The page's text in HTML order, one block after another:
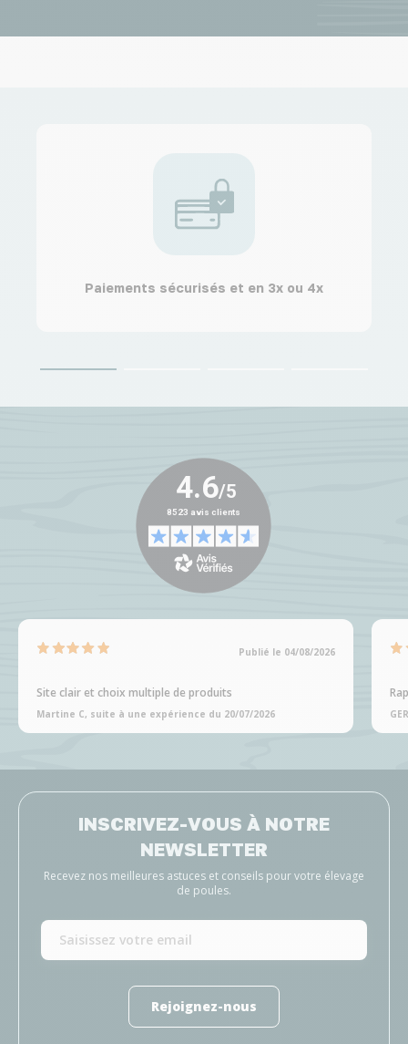
Paiements sécurisés et en 3x ou 4x
Publié le 04/08/2026
Site clair et choix multiple de produits
Martine C, suite à une expérience du 20/07/2026
INSCRIVEZ-VOUS À NOTRE
NEWSLETTER
Recevez nos meilleures astuces et conseils pour votre élevage
de poules.
Rejoignez-nous